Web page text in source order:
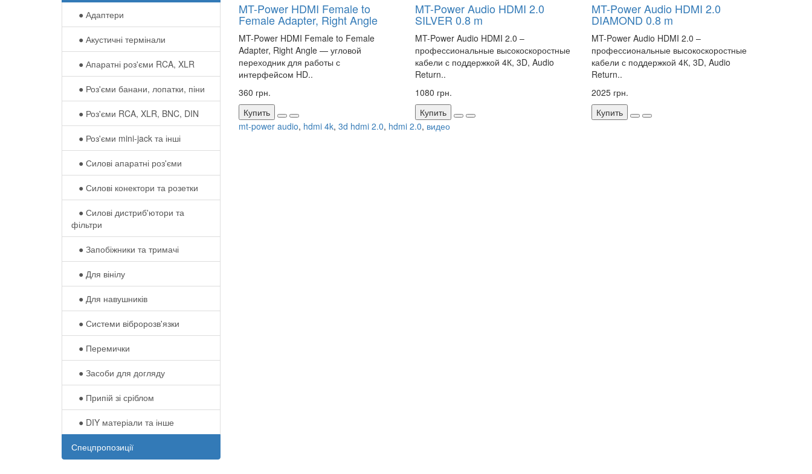
● Адаптери
● Акустичні термінали
● Апаратні роз'єми RCA, XLR
● Роз'єми банани, лопатки, піни
● Роз'єми RCA, XLR, BNC, DIN
● Роз'єми mini-jack та інші
● Силові апаратні роз'єми
● Силові конектори та розетки
● Силові дистриб'ютори та
фільтри
● Запобіжники та тримачі
● Для вінілу
● Для навушників‎
● Системи вібророзв'язки
● Перемички
● Засоби для догляду
● Припій зі сріблом
● DIY матеріали та інше
Спецпропозиції
MT-Power HDMI Female to
Female Adapter, Right Angle
MT-Power HDMI Female to Female
Adapter, Right Angle — угловой
переходник для работы с
интерфейсом HD..
360 грн.
Купить
MT-Power Audio HDMI 2.0
SILVER 0.8 m
MT-Power Audio HDMI 2.0 –
профессиональные высокоскоростные
кабели с поддержкой 4К, 3D, Audio
Return..
1080 грн.
Купить
MT-Power Audio HDMI 2.0
DIAMOND 0.8 m
MT-Power Audio HDMI 2.0 –
профессиональные высокоскоростные
кабели с поддержкой 4К, 3D, Audio
Return..
2025 грн.
Купить
mt-power audio, hdmi 4k, 3d hdmi 2.0, hdmi 2.0, видео